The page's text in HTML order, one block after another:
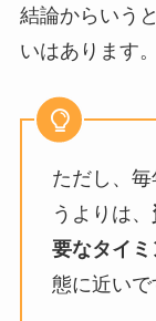
結論からいう
いはあります。
ただし、
うよりは、
要なタイ
態に近いで